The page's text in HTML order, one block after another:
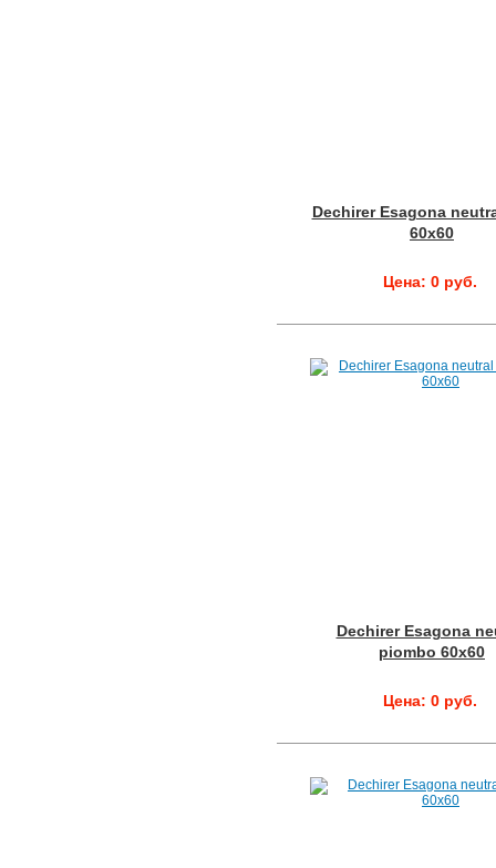
Dechirer Esagona
60x60
Цена: 0 руб.
Dechirer Esagona
piombo 60x60
Цена: 0 руб.